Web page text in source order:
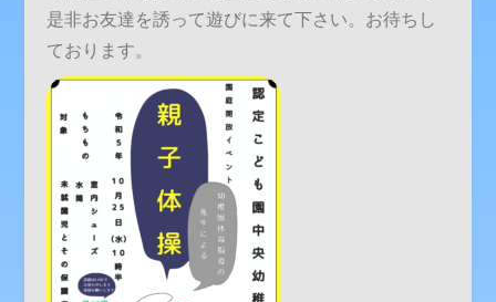
是非お友達を誘って遊びに来て下さい。お待ちし
ております。